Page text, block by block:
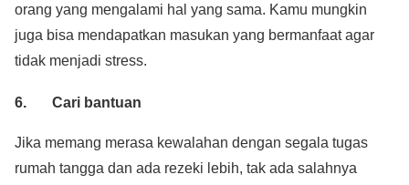
orang yang mengalami hal yang sama. Kamu mungkin
juga bisa mendapatkan masukan yang bermanfaat agar
tidak menjadi stress.
6. Cari bantuan
Jika memang merasa kewalahan dengan segala tugas
rumah tangga dan ada rezeki lebih, tak ada salahnya